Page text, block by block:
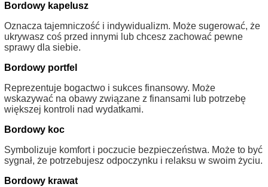
Bordowy kapelusz
Oznacza tajemniczość i indywidualizm. Może sugerować, że
ukrywasz coś przed innymi lub chcesz zachować pewne
sprawy dla siebie.
Bordowy portfel
Reprezentuje bogactwo i sukces finansowy. Może
wskazywać na obawy związane z finansami lub potrzebę
większej kontroli nad wydatkami.
Bordowy koc
Symbolizuje komfort i poczucie bezpieczeństwa. Może to być
sygnał, że potrzebujesz odpoczynku i relaksu w swoim życiu.
Bordowy krawat